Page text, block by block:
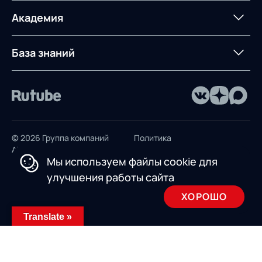
терминалом
Контакты
Академия
Предложение для
База знаний
© 2026 Группа компаний
AXELOT
Политика
Пользовательское
соглашение
Мы используем файлы cookie для
улучшения работы сайта
ХОРОШО
Translate »